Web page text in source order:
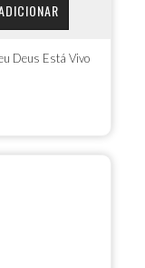
Deus Está Vivo